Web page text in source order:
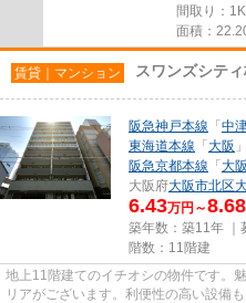
間取り：1K
面積：
賃貸｜マンション スワンズシテ
阪急神戸本線 「 中
東海道本線 「 大阪
阪急京都本線 「 大
大阪府大阪市北区
6.43万円～8.68
築年数：築11年 ｜
階数：11階建
地上11階建てのイチオシの物件です。
リアがございます。利便性の高い設備